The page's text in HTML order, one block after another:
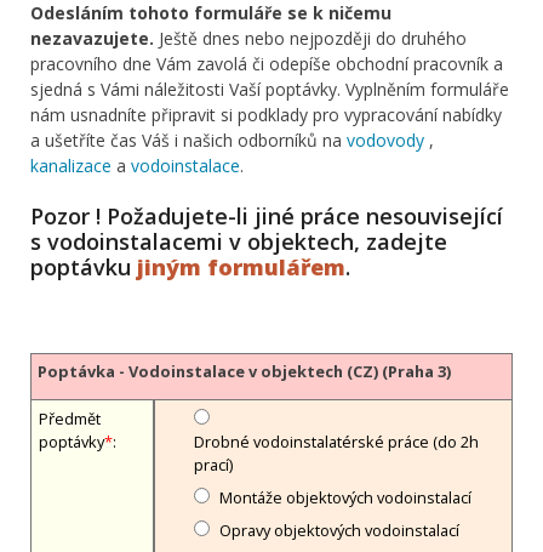
Odesláním tohoto formuláře se k ničemu
nezavazujete. Ještě dnes nebo nejpozději do druhého
pracovního dne Vám zavolá či odepíše obchodní pracovník a
sjedná s Vámi náležitosti Vaší poptávky. Vyplněním formuláře
nám usnadníte připravit si podklady pro vypracování nabídky
a ušetříte čas Váš i našich odborníků na vodovody ,
kanalizace a vodoinstalace.
Pozor ! Požadujete-li jiné práce nesouvisející
s vodoinstalacemi v objektech, zadejte
poptávku jiným formulářem.
Poptávka - Vodoinstalace v objektech (CZ) (Praha 3)
Předmět
poptávky*:
Drobné vodoinstalatérské práce (do 2h
prací)
Montáže objektových vodoinstalací
Opravy objektových vodoinstalací